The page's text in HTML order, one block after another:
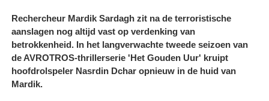
Rechercheur Mardik Sardagh zit na de terroristische
aanslagen nog altijd vast op verdenking van
betrokkenheid. In het langverwachte tweede seizoen van
de AVROTROS-thrillerserie 'Het Gouden Uur' kruipt
hoofdrolspeler Nasrdin Dchar opnieuw in de huid van
Mardik.